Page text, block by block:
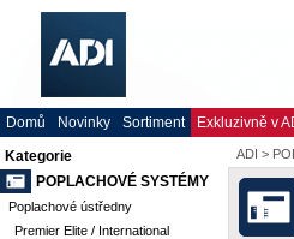
Domů Novinky Sortiment Exkluzivně v
Kategorie
POPLACHOVÉ SYSTÉMY
Poplachové ústředny
Premier Elite / International
ADI >